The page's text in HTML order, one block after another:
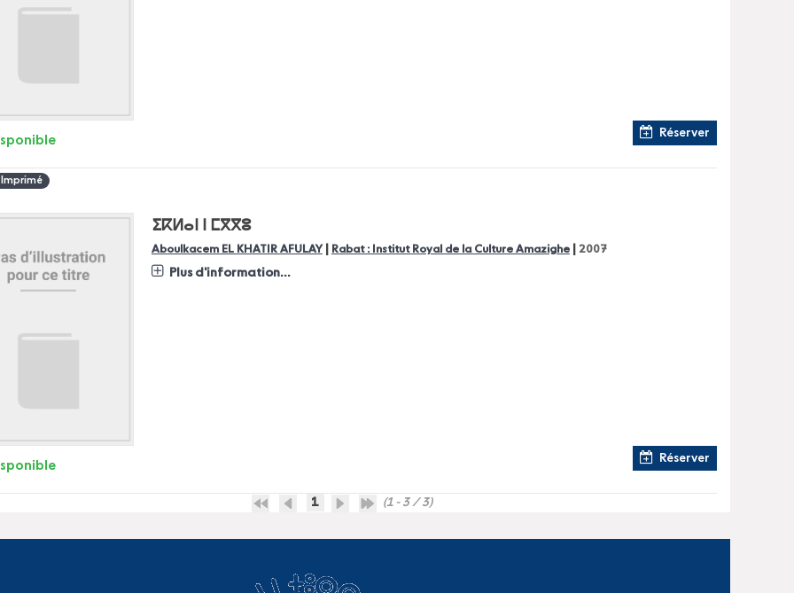
Réserver
ⵉⴽⵍⴰⵏ ⵏ ⵎⴳⴳⵓ
Aboulkacem EL KHATIR AFULAY Rabat : Institut Royal de la Culture Amazighe| 2007
Plus d'information...
Réserver
1 (1 - 3 / 3)